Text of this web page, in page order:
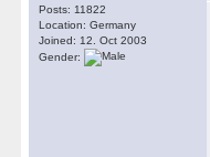
Posts: 11822
Location: Germany
Joined: 12. Oct 2003
Gender: